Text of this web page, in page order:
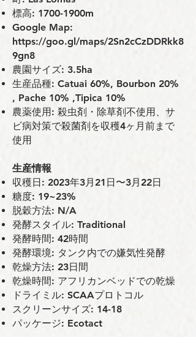
標⾼: 1700-1900m
Google Map:
https://goo.gl/maps/2Sn2cCzDDRkk8
9gn8
農園サイズ: 3.5ha
生産品種: Catuai 60%, Bourbon 20%
, Pache 10% ,Tipica 10%
農薬使⽤: 殺⾍剤・除草剤不使⽤、サ
ビ病対策で殺菌剤を収穫4ヶ⽉前まで
使⽤
⽣産情報
収穫⽇: 2023年3月21日〜3月22日
糖度: 19~23%
脱穀⽅法: N/A
発酵スタイル: Traditional
発酵時間: 42時間
発酵環境: タンク内での嫌気性発酵
乾燥方法: 23日間
乾燥時間: アフリカンベッドでの乾燥
ドライミル: SCAAプロトコル
スクリーンサイズ: 14-18
パッケージ: Ecotact